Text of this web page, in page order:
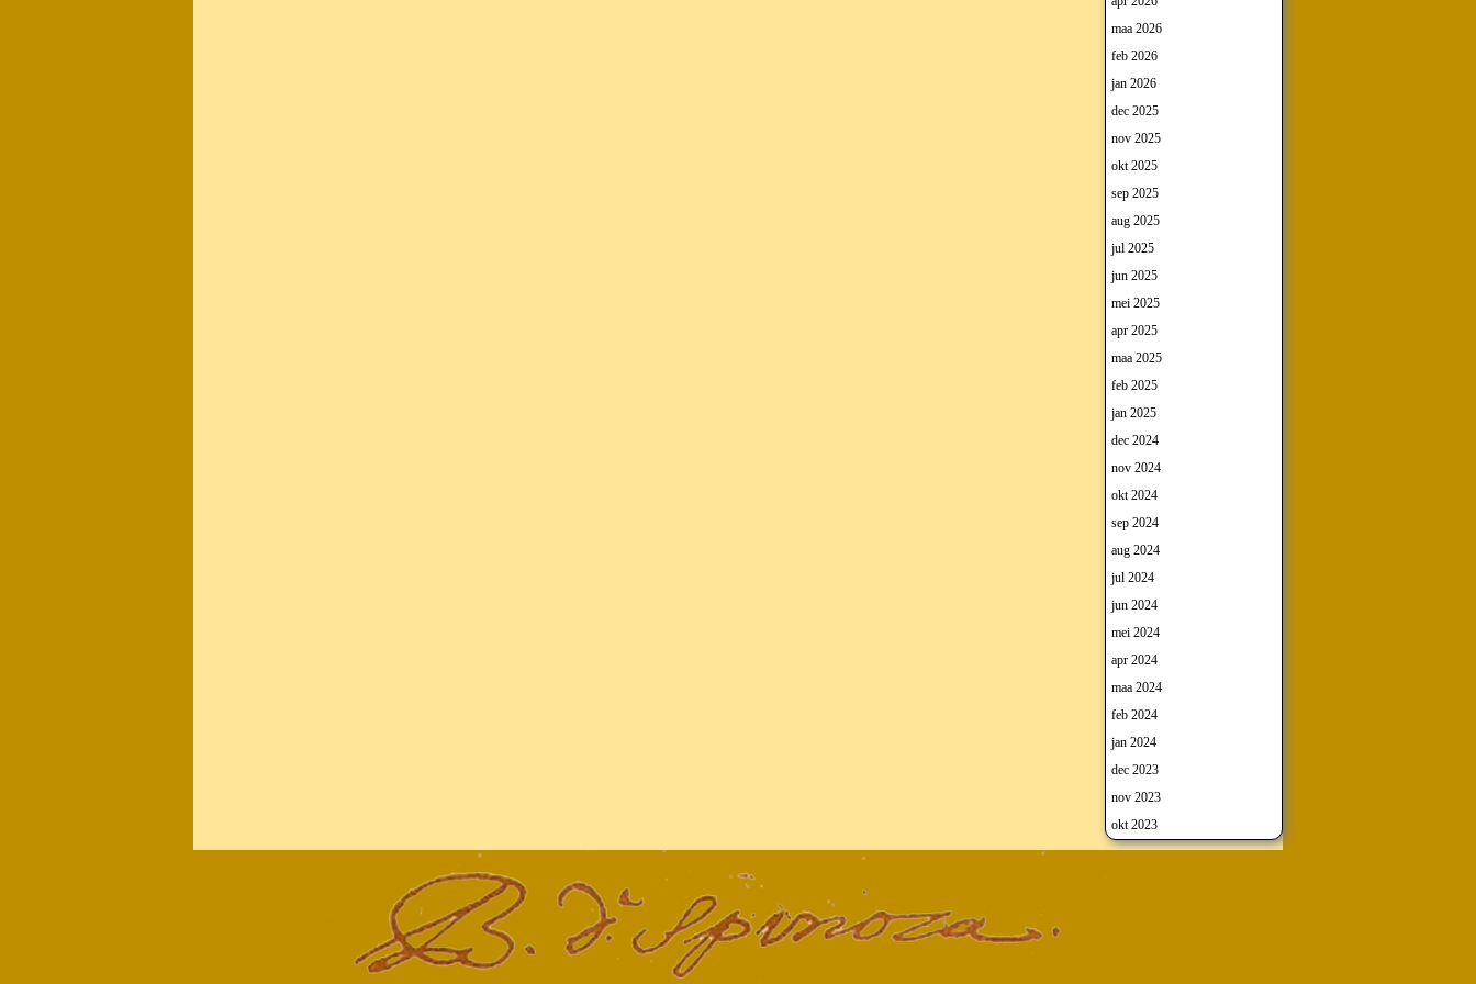
maa 2026
feb 2026
jan 2026
dec 2025
nov 2025
okt 2025
sep 2025
aug 2025
jul 2025
jun 2025
mei 2025
apr 2025
maa 2025
feb 2025
jan 2025
dec 2024
nov 2024
okt 2024
sep 2024
aug 2024
jul 2024
jun 2024
mei 2024
apr 2024
maa 2024
feb 2024
jan 2024
dec 2023
nov 2023
okt 2023